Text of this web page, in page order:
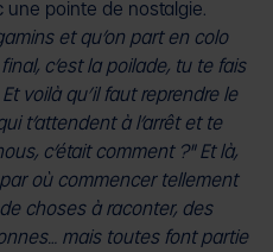
une pointe de nostalgie.
et qu’on part en colo
c’est la poilade, tu te fais
voilà qu’il faut reprendre le
t’attendent à l’arrêt et te
c’était comment ?" Et là,
où commencer tellement
choses à raconter, des
mais toutes font partie